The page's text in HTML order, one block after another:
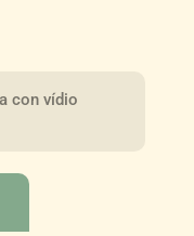
con vídio